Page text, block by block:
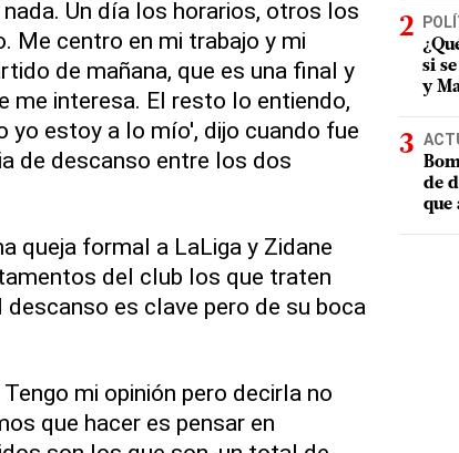
Un día los horarios, otros los
Me centro en mi trabajo y mi
de mañana, que es una final y
me interesa. El resto lo entiendo,
yo estoy a lo mío', dijo cuando fue
de descanso entre los dos
queja formal a LaLiga y Zidane
del club los que traten
es clave pero de su boca
mi opinión pero decirla no
que hacer es pensar en
si
y
de
que